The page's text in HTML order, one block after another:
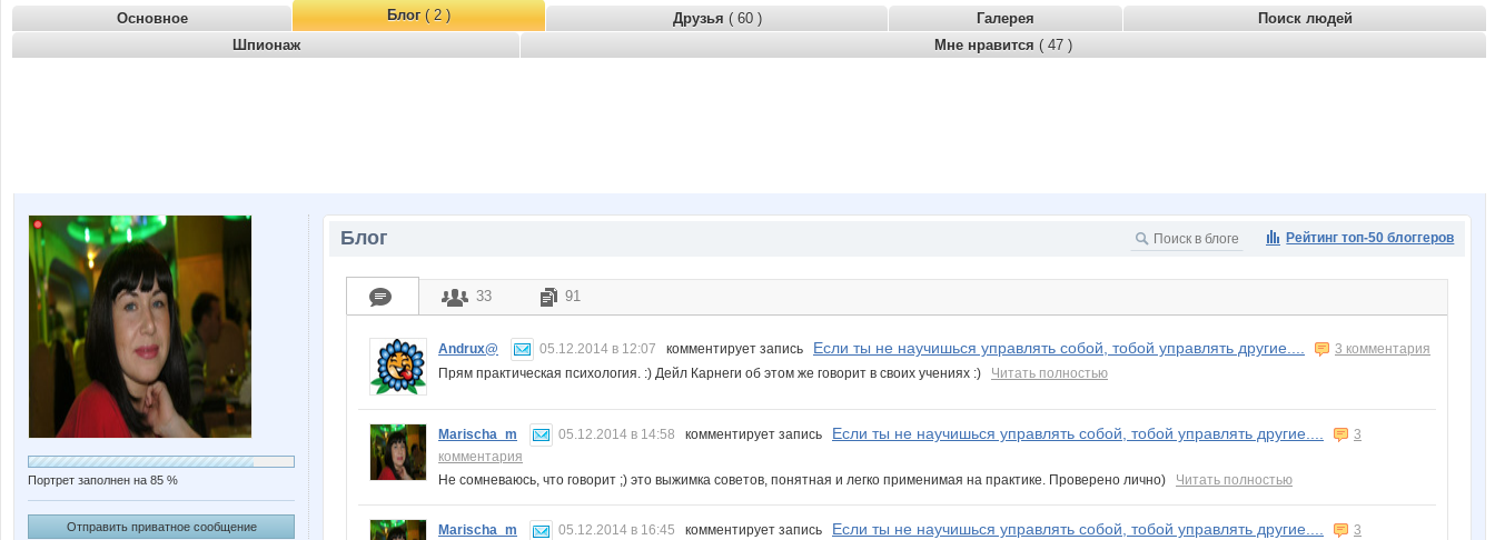
Основное Блог( 2 ) Друзья ( 60 ) Галерея
Поиск людей
Шпионаж
Мне нравится ( 47 )
Портрет заполнен на 85 %
Отправить приватное сообщение
Рейтинг топ-50 блоггеров
Блог
33 91
Andrux@ 05.12.2014 в 12:07 комментирует запись Если ты не научишься управлять собой, тобой управлять другие....
3 комментария
Прям практическая психология. :) Дейл Карнеги об этом же говорит в своих учениях :) Читать полностью
Marischa_m 05.12.2014 в 14:58 комментирует запись Если ты не научишься управлять собой, тобой управлять другие....
3
комментария
Не сомневаюсь, что говорит ;) это выжимка советов, понятная и легко применимая на практике. Проверено лично) Читать полностью
Marischa_m 05.12.2014 в 16:45 комментирует запись Если ты не научишься управлять собой, тобой управлять другие....
3